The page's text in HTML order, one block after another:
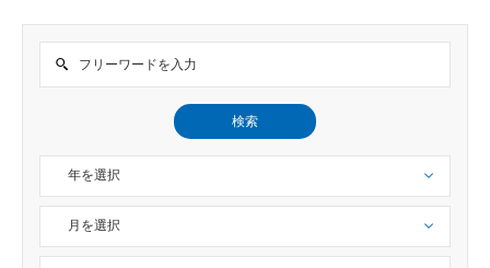
検索
年を選択
月を選択